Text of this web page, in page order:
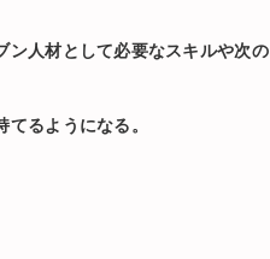
ン人材として必要なスキルや次の
るようになる。